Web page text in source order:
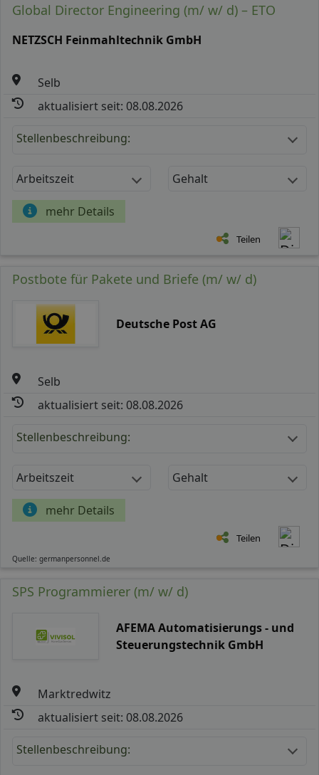
Global Director Engineering (m/ w/ d) – ETO
NETZSCH Feinmahltechnik GmbH
Selb
aktualisiert seit: 08.08.2026
Stellenbeschreibung:
Arbeitszeit Gehalt
mehr Details
Teilen
Postbote für Pakete und Briefe (m/ w/ d)
Deutsche Post AG
Selb
aktualisiert seit: 08.08.2026
Stellenbeschreibung:
Arbeitszeit Gehalt
mehr Details
Teilen
Quelle: germanpersonnel.de
SPS Programmierer (m/ w/ d)
AFEMA Automatisierungs - und
Steuerungstechnik GmbH
Marktredwitz
aktualisiert seit: 08.08.2026
Stellenbeschreibung: